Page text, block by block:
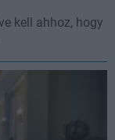
kell ahhoz, hogy